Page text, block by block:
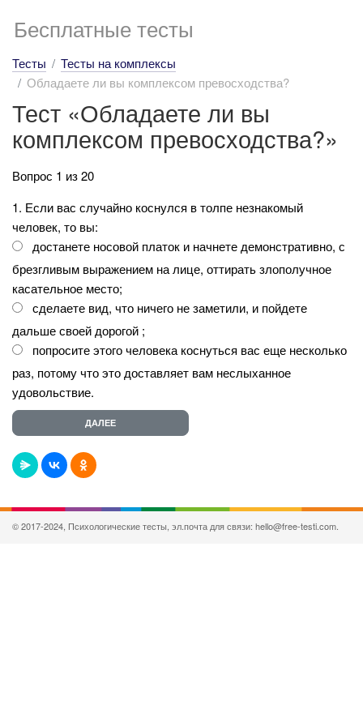
Бесплатные тесты
Тесты
Тесты на комплексы
Обладаете ли вы комплексом превосходства?
Тест «Обладаете ли вы
комплексом превосходства?»
Вопрос 1 из 20
1. Если вас случайно коснулся в толпе незнакомый
человек, то вы:
достанете носовой платок и начнете демонстративно, с
брезгливым выражением на лице, оттирать злополучное
касательное место;
сделаете вид, что ничего не заметили, и пойдете
дальше своей дорогой ;
попросите этого человека коснуться вас еще несколько
раз, потому что это доставляет вам неслыханное
удовольствие.
© 2017-2024, Психологические тесты, эл.почта для связи: hello@free-testi.com.